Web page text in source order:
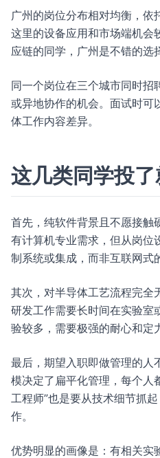
广州的岗位分布相对均衡，依
这里的设备应用和市场端机会
应链的同学，广州是不错的选
同一个岗位在三个城市同时招
或异地协作的机会。面试时
体工作内容差异。
这几类同学投
首先，纯软件背景且不愿接触
有计算机专业需求，但从岗位
制系统或集成，而非互联网式
其次，对半导体工艺流程完全
研发工作需要长时间在实验室
验较多，需要极强的耐心和定
最后，期望入职即做管理的
模决定了扁平化管理，每个人
工程师”也是要从技术细节抓
作。
优势明显的画像是：有相关实